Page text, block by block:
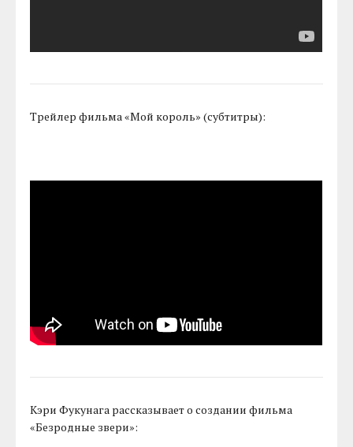
Трейлер фильма «Мой король» (субтитры):
Кэри Фукунага рассказывает о создании фильма
«Безродные звери»: